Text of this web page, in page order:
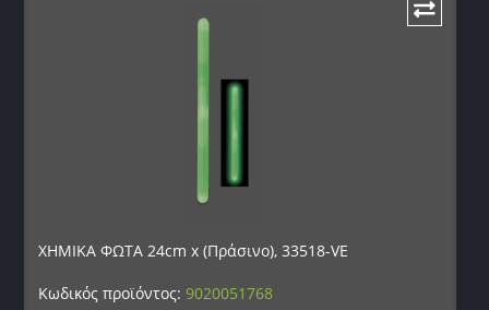
ΧΗΜΙΚΑ ΦΩΤΑ 24cm x (Πράσινο), 33518-VE
Κωδικός προϊόντος:9020051768